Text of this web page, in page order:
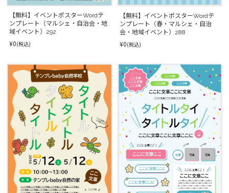
【無料】イベントポスターWordテ
ンプレート（マルシェ・自治会・地
域イベント）292
¥0(税込)
【無料】イベントポスターWordテ
ンプレート（春・マルシェ・自治
会・地域イベント）288
¥0(税込)